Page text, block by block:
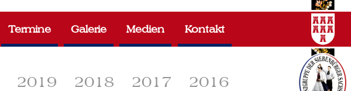
2019 2018 2017
2016
Termine Galerie Medien Kontakt